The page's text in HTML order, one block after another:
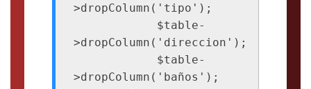
>dropColumn('tipo');
>dropColumn('direccion');
>dropColumn('baños');